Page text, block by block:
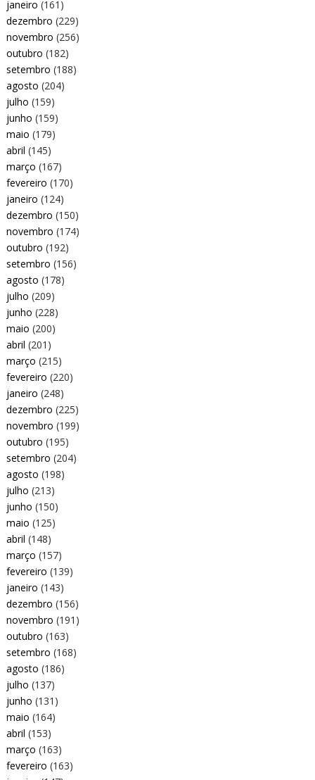
janeiro (161)
dezembro (229)
novembro (256)
outubro (182)
setembro (188)
agosto (204)
julho (159)
junho (159)
maio (179)
abril (145)
março (167)
fevereiro (170)
janeiro (124)
dezembro (150)
novembro (174)
outubro (192)
setembro (156)
agosto (178)
julho (209)
junho (228)
maio (200)
abril (201)
março (215)
fevereiro (220)
janeiro (248)
dezembro (225)
novembro (199)
outubro (195)
setembro (204)
agosto (198)
julho (213)
junho (150)
maio (125)
abril (148)
março (157)
fevereiro (139)
janeiro (143)
dezembro (156)
novembro (191)
outubro (163)
setembro (168)
agosto (186)
julho (137)
junho (131)
maio (164)
abril (153)
março (163)
fevereiro (163)